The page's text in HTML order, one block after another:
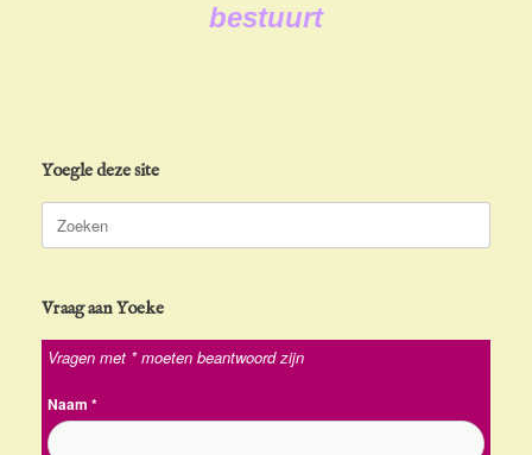
bestuurt
Yoegle deze site
naar:
Vraag aan Yoeke
Vragen met * moeten beantwoord zijn
Naam *